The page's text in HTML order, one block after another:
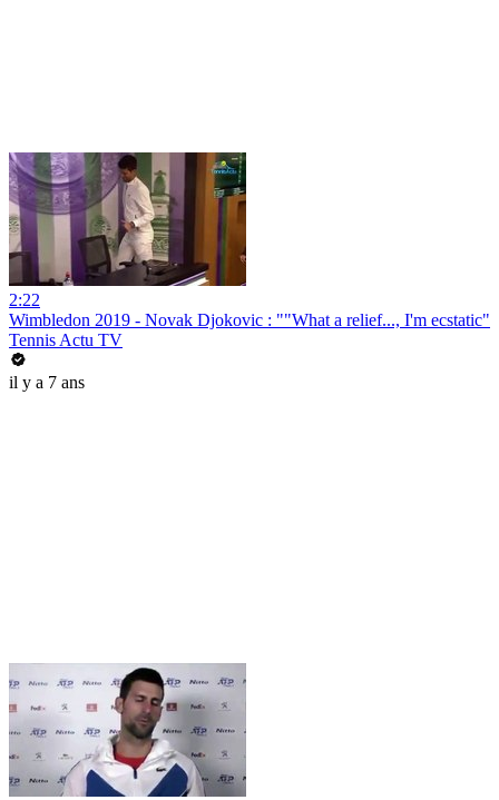
2:22
Wimbledon 2019 - Novak Djokovic : ""What a relief..., I'm ecstatic"
Tennis Actu TV
il y a 7 ans